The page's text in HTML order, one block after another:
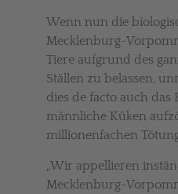
Wenn nun die
Mecklenburg-
Tiere aufgrund des
Ställen zu belassen,
dies de facto auch
männliche Küken
millionenfachen
„Wir appellieren
Mecklenburg-